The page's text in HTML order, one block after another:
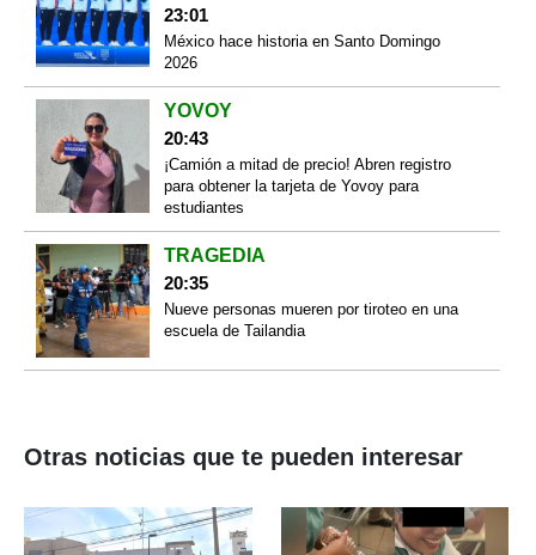
23:01
México hace historia en Santo Domingo
2026
YOVOY
20:43
¡Camión a mitad de precio! Abren registro
para obtener la tarjeta de Yovoy para
estudiantes
TRAGEDIA
20:35
Nueve personas mueren por tiroteo en una
escuela de Tailandia
Otras noticias que te pueden interesar